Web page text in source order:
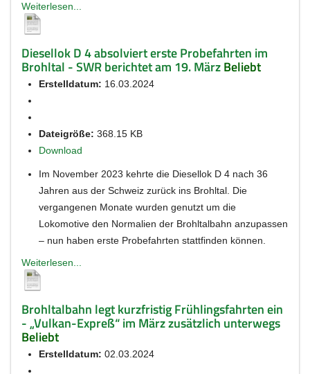
Weiterlesen...
Diesellok D 4 absolviert erste Probefahrten im
Brohltal - SWR berichtet am 19. MärzBeliebt
Erstelldatum: 16.03.2024
Dateigröße: 368.15 KB
Download
Im November 2023 kehrte die Diesellok D 4 nach 36
Jahren aus der Schweiz zurück ins Brohltal. Die
vergangenen Monate wurden genutzt um die
Lokomotive den Normalien der Brohltalbahn anzupassen
– nun haben erste Probefahrten stattfinden können.
Weiterlesen...
Brohltalbahn legt kurzfristig Frühlingsfahrten ein
- „Vulkan-Expreß“ im März zusätzlich unterwegs
Beliebt
Erstelldatum: 02.03.2024